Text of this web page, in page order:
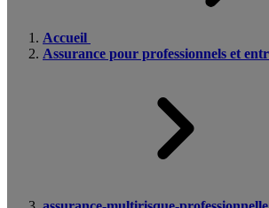
Accueil
Assurance pour professionnels et